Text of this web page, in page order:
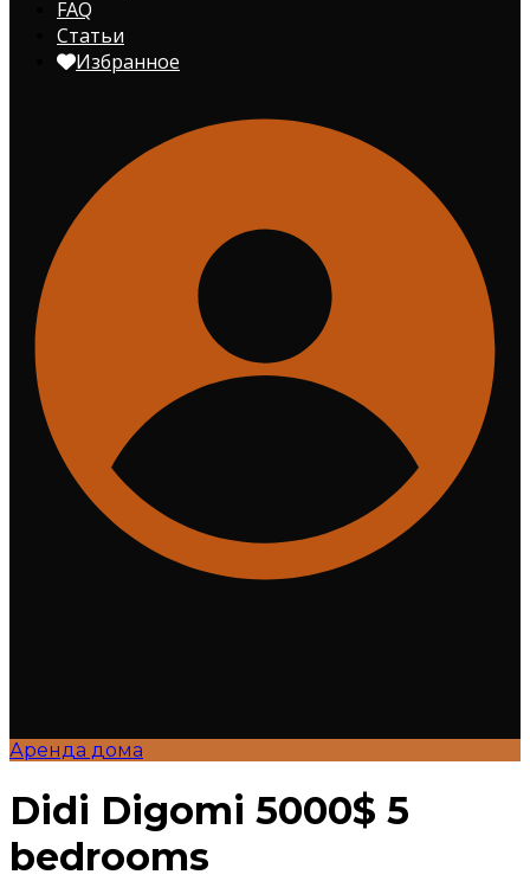
FAQ
Статьи
Избранное
Аренда дома
Didi Digomi 5000$ 5
bedrooms